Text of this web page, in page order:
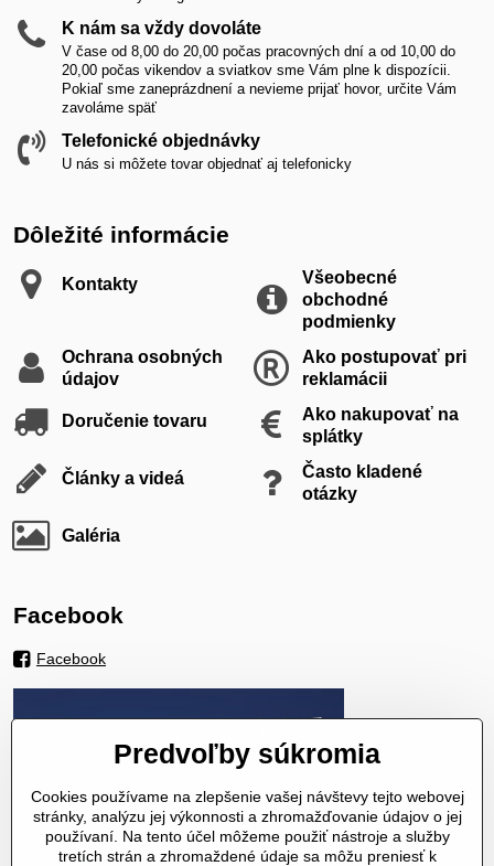
K nám sa vždy dovoláte
V čase od 8,00 do 20,00 počas pracovných dní a od 10,00 do
20,00 počas vikendov a sviatkov sme Vám plne k dispozícii.
Pokiaľ sme zaneprázdnení a nevieme prijať hovor, určite Vám
zavoláme späť
Telefonické objednávky
U nás si môžete tovar objednať aj telefonicky
Dôležité informácie
Kontakty
Všeobecné
obchodné
podmienky
Ochrana osobných
údajov
Ako postupovať pri
reklamácii
Doručenie tovaru
Ako nakupovať na
splátky
Články a videá
Často kladené
otázky
Galéria
Facebook
Facebook
Predvoľby súkromia
Cookies používame na zlepšenie vašej návštevy tejto webovej
stránky, analýzu jej výkonnosti a zhromažďovanie údajov o jej
používaní. Na tento účel môžeme použiť nástroje a služby
tretích strán a zhromaždené údaje sa môžu preniesť k